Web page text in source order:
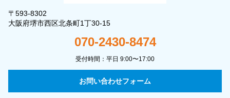
〒593-8302
大阪府堺市西区北条町1丁30-15
070-2430-8474
受付時間：平日 9:00〜17:00
お問い合わせフォーム